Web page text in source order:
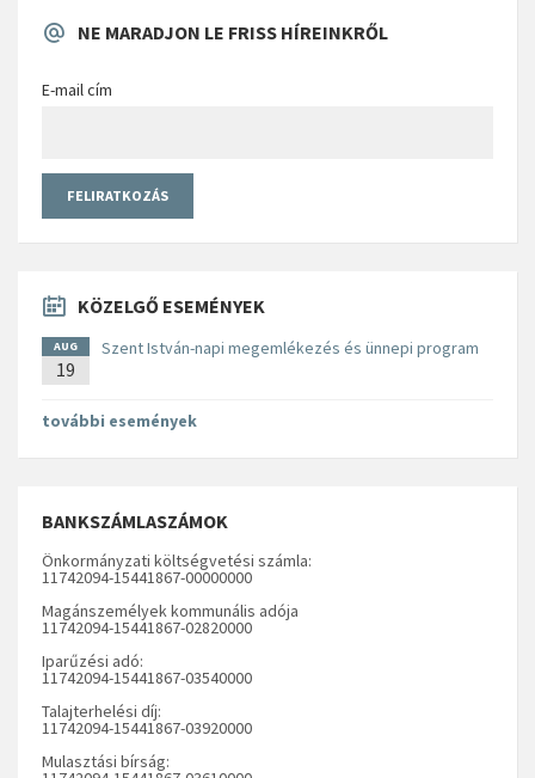
NE MARADJON LE FRISS HÍREINKRŐL
E-mail cím
KÖZELGŐ ESEMÉNYEK
AUG
19
Szent István-napi megemlékezés és ünnepi program
további események
BANKSZÁMLASZÁMOK
Önkormányzati költségvetési számla:
11742094-15441867-00000000
Magánszemélyek kommunális adója
11742094-15441867-02820000
Iparűzési adó:
11742094-15441867-03540000
Talajterhelési díj:
11742094-15441867-03920000
Mulasztási bírság: